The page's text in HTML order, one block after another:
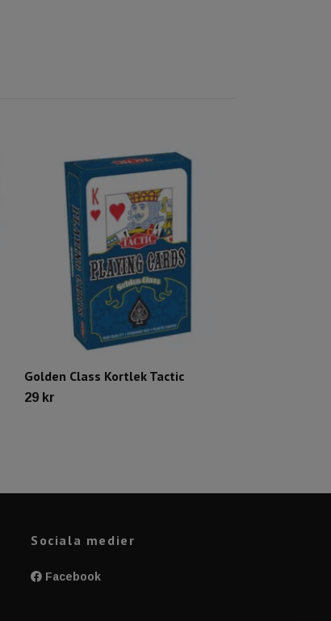
Golden Class Kortlek Tactic
29 kr
Sociala medier
Facebook